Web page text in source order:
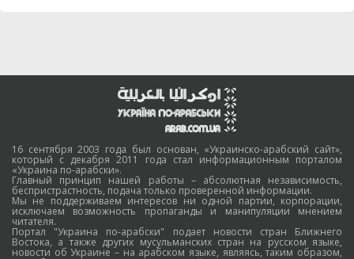
16 сентября 2003 года был основан, «Украинско-арабский сайт»,
который с декабря 2011 года стал информационным порталом
«Украина по-арабски».
Главный принцип нашей работы – абсолютная независимость,
беспристрастность, подача только проверенной информации.
Мы не поддерживаем интересов ни одной партии, корпорации,
исключаем возможность пропаганды и манипуляции мнением
читателя.
Портал "Украина по-арабски" подает новости стран Ближнего
Востока, а также других мусульманских стран на русском языке,
новости об Украине – на арабском языке, являясь, таким образом,